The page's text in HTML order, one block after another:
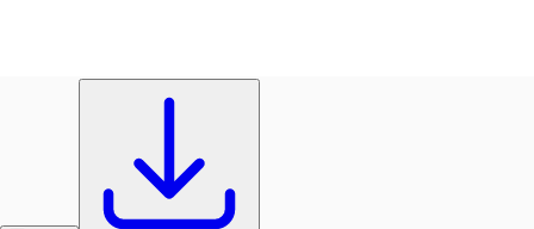
Données marchés